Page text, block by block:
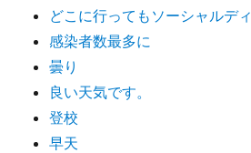
どこに行ってもソーシャルデ
感染者数最多に
曇り
良い天気です。
登校
早天